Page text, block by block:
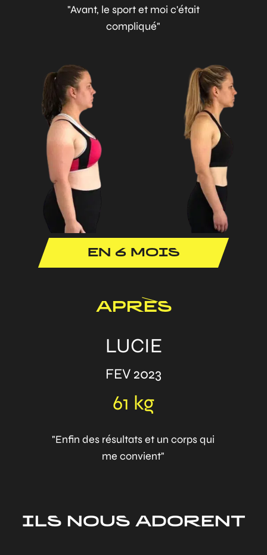
"Avant, le sport et moi c'était
compliqué"
EN 6 MOIS
APRÈS
LUCIE
FEV 2023
61 kg
"Enfin des résultats et un corps qui
me convient"
ILS NOUS ADORENT